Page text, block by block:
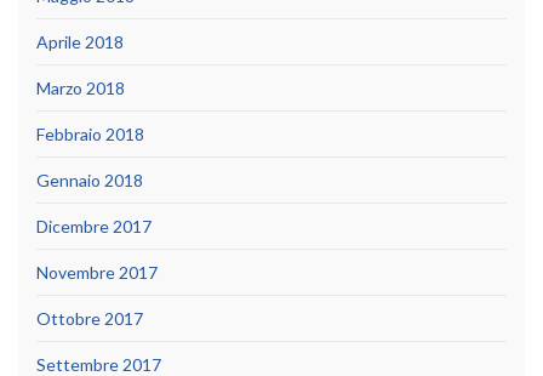
Aprile 2018
Marzo 2018
Febbraio 2018
Gennaio 2018
Dicembre 2017
Novembre 2017
Ottobre 2017
Settembre 2017